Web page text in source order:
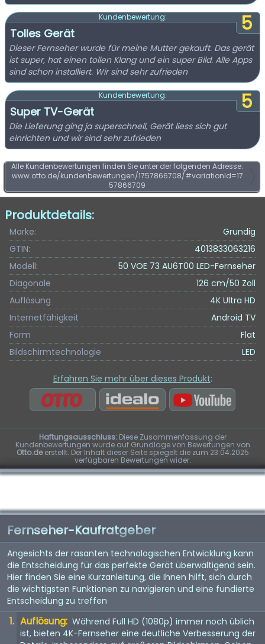
5
Kundenbewertung:
Tolles Gerät
Dieser Fernseher wurde für meine Mutter gekauft. Das gerät
ist super, hat einen tollen Klang und ein super Bild. Alle Apps
sind schon installiert. Wir sind sehr zufrieden
5
Kundenbewertung:
Super TV-Gerät
Die Lieferung ging ja superschnell, Gerät liess sich gut
einrichten und wir sind sehr zufrieden
Alle Kundenbewertungen finden Sie unter der folgenden Adresse:
www.otto.de/kundenbewertungen/1757866708/#variationId=17
57866709
Produktdetails:
Marke:
Grundig
GTIN:
4013833063216
Modell:
50 VOE 73 AU6T00 LED-Fernseher
Diagonale
126 cm/50 Zoll
Auflösung
4K Ultra HD
Internetfähigkeit
Android TV
Form
Flat
Bildschirmtechnologie
LED
Erfahren Sie mehr über dieses Produkt:
Haftungsausschluss:Diese Zusammenfassung der
Kundenbewertungen wurde auf Grundlage von Bewertungen von
Otto.deerstellt. Der Inhalt dieser Seite spiegelt die zum 23.04.2025
verfügbaren Bewertungen wider.
Fernseher-Kaufratgeber
Angesichts der rasanten technologischen Entwicklung kann
die Entscheidung für das perfekte Gerät überwältigend sein.
Hier finden Sie eine Kurzanleitung, die Ihnen hilft, sich durch
die wichtigsten Funktionen zu navigieren und eine fundierte
Entscheidung zu treffen
Auflösung: Während Full HD (1080p) immer noch üblich
ist, bieten 4K-Fernseher eine deutliche Verbesserung der